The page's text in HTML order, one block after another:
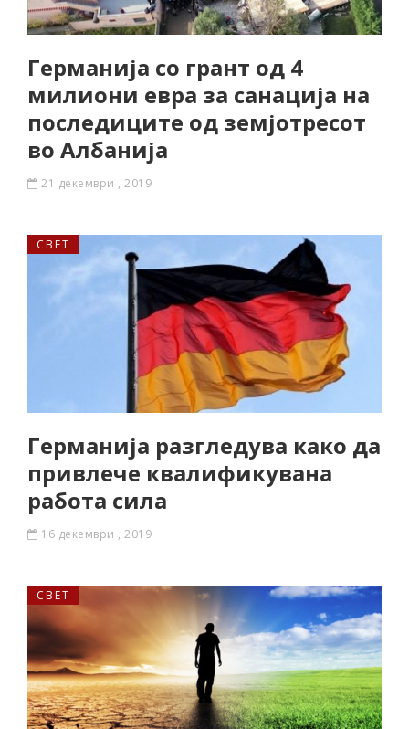
Германија со грант од 4
милиони евра за санација на
последиците од земјотресот
во Албанија
21 декември , 2019
СВЕТ
Германија разгледува како да
привлече квалификувана
работа сила
16 декември , 2019
СВЕТ